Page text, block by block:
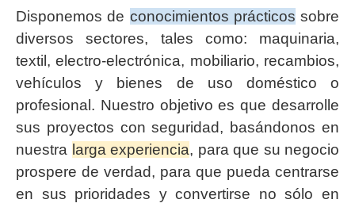
Disponemos de conocimientos prácticos sobre
diversos sectores, tales como: maquinaria,
textil, electro-electrónica, mobiliario, recambios,
vehículos y bienes de uso doméstico o
profesional. Nuestro objetivo es que desarrolle
sus proyectos con seguridad, basándonos en
nuestra larga experiencia, para que su negocio
prospere de verdad, para que pueda centrarse
en sus prioridades y convertirse no sólo en